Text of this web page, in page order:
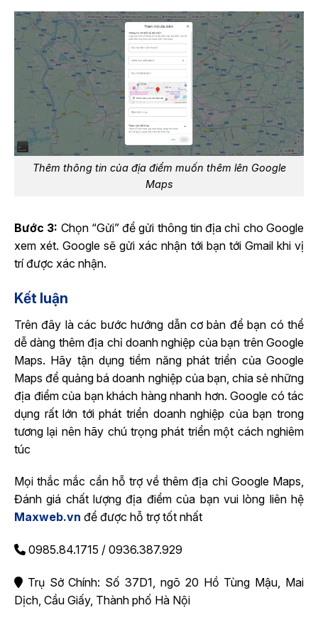
Thêm thông tin của địa điểm muốn thêm lên Google
Maps
Bước 3: Chọn “Gửi” để gửi thông tin địa chỉ cho Google
xem xét. Google sẽ gửi xác nhận tới bạn tới Gmail khi vị
trí được xác nhận.
Kết luận
Trên đây là các bước hướng dẫn cơ bản để bạn có thể
dễ dàng thêm địa chỉ doanh nghiệp của bạn trên Google
Maps. Hãy tận dụng tiềm năng phát triển của Google
Maps để quảng bá doanh nghiệp của bạn, chia sẻ những
địa điểm của bạn khách hàng nhanh hơn. Google có tác
dụng rất lớn tới phát triển doanh nghiệp của bạn trong
tương lại nên hãy chú trọng phát triển một cách nghiêm
túc
Mọi thắc mắc cần hỗ trợ về thêm địa chỉ Google Maps,
Đánh giá chất lượng địa điểm của bạn vui lòng liên hệ
Maxweb.vn để được hỗ trợ tốt nhất
0985.84.1715 / 0936.387.929
Trụ Sở Chính: Số 37D1, ngõ 20 Hồ Tùng Mậu, Mai
Dịch, Cầu Giấy, Thành phố Hà Nội